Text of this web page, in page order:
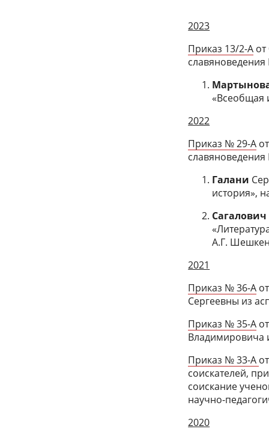
2023
Приказ 13/2-А
«Всеобщая
2022
Приказ № 29-А
Галани
история»,
Сагалович
А.Г.
2021
Приказ № 36-А
Сергеевны из
Приказ № 35-А
Владимировича
Приказ № 33-А
соискателей,
соискание
научно-
2020